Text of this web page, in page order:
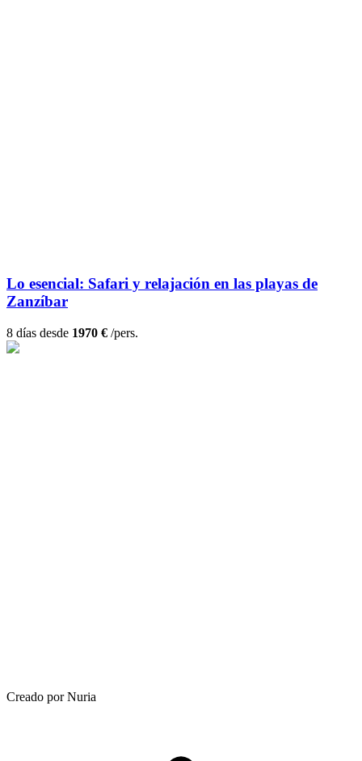
Lo esencial: Safari y relajación en las playas de
Zanzíbar
8 días desde 1970 € /pers.
Creado por Nuria